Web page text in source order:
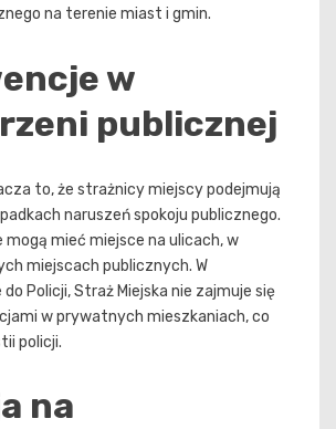
na terenie miast i gmin.
w
publicznej
to, że strażnicy miejscy podejmują
naruszeń spokoju publicznego.
mogą mieć miejsce na ulicach, w
miejscach publicznych. W
Policji, Straż Miejska nie zajmuje się
w prywatnych mieszkaniach, co
policji.
na